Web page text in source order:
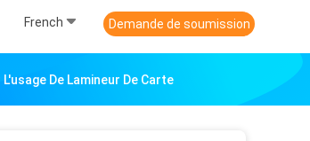
French Demande de soumission
De Lamineur De Carte